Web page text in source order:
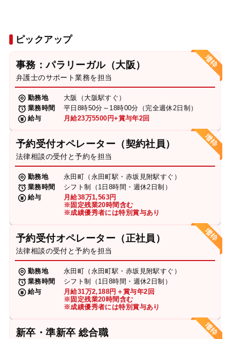
ピックアップ
事務：パラリーガル（大阪）
弁護士のサポート業務を担当
勤務地
大阪（大阪駅すぐ）
業務時間
平日8時50分～18時00分（完全週休2日制）
給与
月給23万5500円+賞与年2回
予約受付オペレーター（契約社員）
法律相談の受付と予約を担当
勤務地
永田町（永田町駅・赤坂見附駅すぐ）
業務時間
シフト制（1日8時間・週休2日制）
給与
月給38万1,563円
※固定残業20時間含む
※成績優秀者には特別賞与あり
予約受付オペレーター（正社員）
法律相談の受付と予約を担当
勤務地
永田町（永田町駅・赤坂見附駅すぐ）
業務時間
シフト制（1日8時間・週休2日制）
給与
月給31万2,188円＋賞与年2回
※固定残業20時間含む
※成績優秀者には特別賞与あり
新卒・準新卒 総合職